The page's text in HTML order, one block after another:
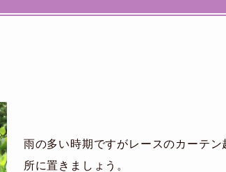
雨の多い時期ですがレースのカーテ
所に置きましょう。